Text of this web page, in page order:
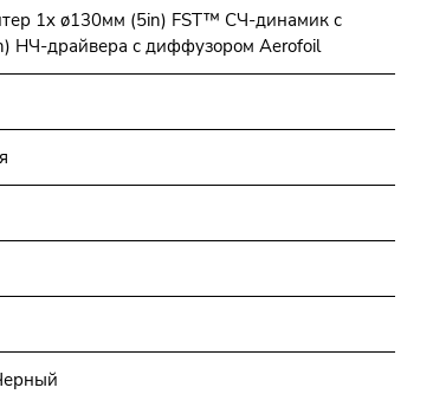
1x ø130мм (5in) FST™ СЧ-динамик с
НЧ-драйвера с диффузором Aerofoil